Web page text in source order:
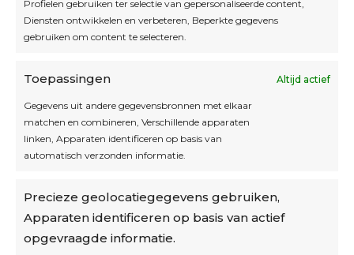
Profielen gebruiken ter selectie van gepersonaliseerde content,
Diensten ontwikkelen en verbeteren, Beperkte gegevens
gebruiken om content te selecteren.
Toepassingen Altijd actief
Gegevens uit andere gegevensbronnen met elkaar
matchen en combineren, Verschillende apparaten
linken, Apparaten identificeren op basis van
automatisch verzonden informatie.
Precieze geolocatiegegevens gebruiken,
Apparaten identificeren op basis van actief
opgevraagde informatie.
Laat dan hier je mailadres achter.
Algemene voorwaarden
Cookiebeleid
Accountinstellingen